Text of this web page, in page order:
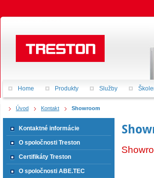
Úvod Kontakt Showroom
Kontaktné informácie
O spoločnosti Treston
Certifikáty Treston
O spoločnosti ABE.TEC
Home Produkty Služby